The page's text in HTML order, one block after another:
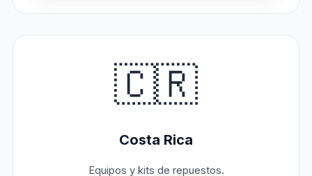
🇨🇷
Costa Rica
Equipos y kits de repuestos.